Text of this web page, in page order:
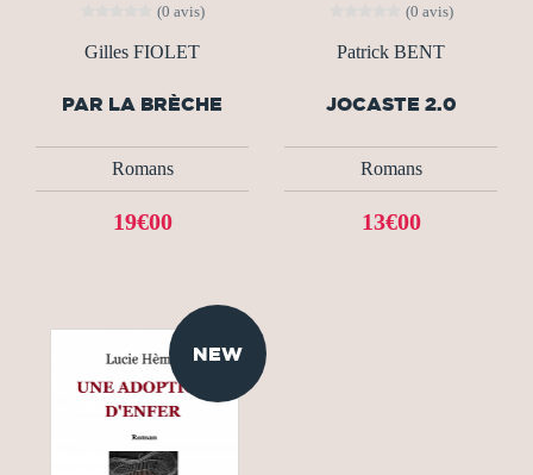
(0 avis)
Gilles FIOLET
PAR LA BRÈCHE
Romans
19€00
(0 avis)
Patrick BENT
JOCASTE 2.0
Romans
13€00
NEW